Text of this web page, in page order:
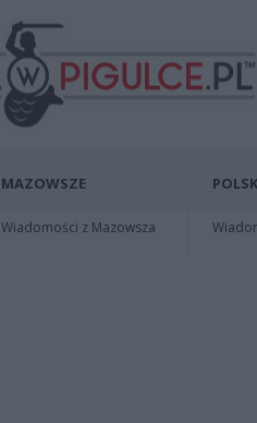
MAZOWSZE
Wiadomości z Mazowsza